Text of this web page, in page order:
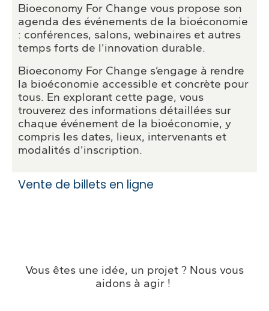
Bioeconomy For Change vous propose son
agenda des événements de la bioéconomie
: conférences, salons, webinaires et autres
temps forts de l’innovation durable.
Bioeconomy For Change s’engage à rendre
la bioéconomie accessible et concrète pour
tous. En explorant cette page, vous
trouverez des informations détaillées sur
chaque événement de la bioéconomie, y
compris les dates, lieux, intervenants et
modalités d’inscription.
Vente de billets en ligne
Vous êtes une idée, un projet ? Nous vous
aidons à agir !